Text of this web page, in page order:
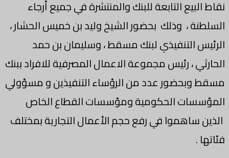
نقاط البيع التابعة للبنك والمنتشرة في جميع أرجاء
السلطنة ، وذلك بحضور الشيخ وليد بن خميس الحشار ،
الرئيس التنفيذي لبنك مسقط ، وسليمان بن حمد
الحارثي ، رئيس مجموعة الاعمال المصرفية للافراد ببنك
مسقط وبحضور عدد من الرؤساء التنفيذين و مسؤولي
المؤسسات الحكومية ومؤسسات القطاع الخاص
الذين ساهموا في رفع حجم الأعمال التجارية بمختلف
فئاتها .